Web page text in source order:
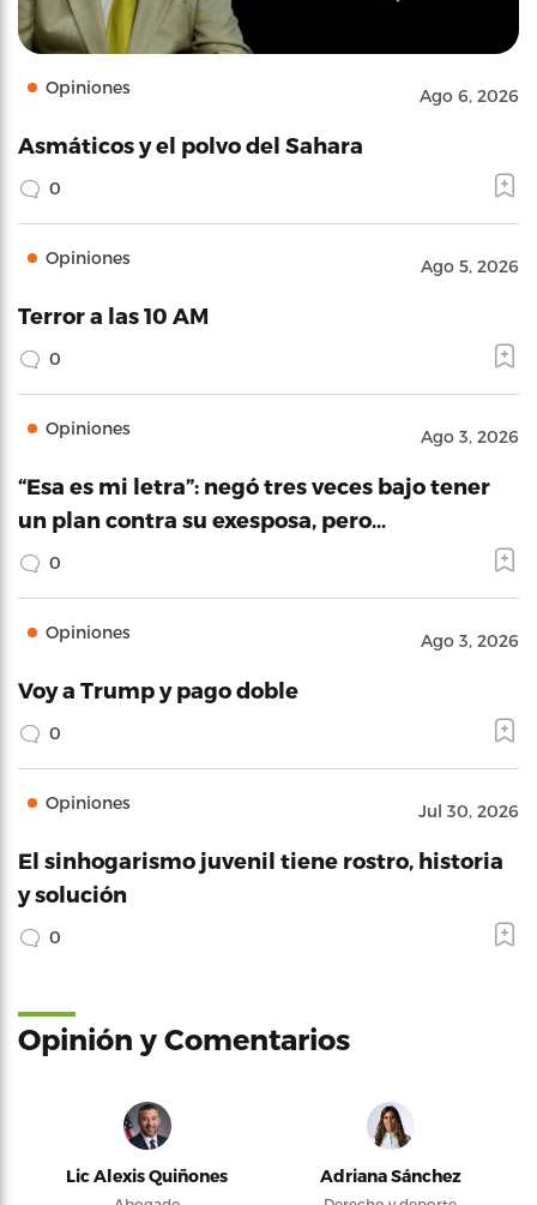
Opiniones Ago 6, 2026
Asmáticos y el polvo del Sahara
0
Opiniones Ago 5, 2026
Terror a las 10 AM
0
Opiniones Ago 3, 2026
“Esa es mi letra”: negó tres veces bajo tener
un plan contra su exesposa, pero…
0
Opiniones Ago 3, 2026
Voy a Trump y pago doble
0
Opiniones Jul 30, 2026
El sinhogarismo juvenil tiene rostro, historia
y solución
0
Opinión y Comentarios
Lic Alexis Quiñones Adriana Sánchez